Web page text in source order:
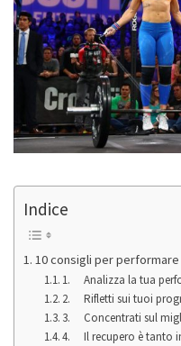
Indice
10 consigli per performare
1. Analizza la tua
2. Rifletti sui tuoi
3. Concentrati sul
4. Il recupero è tanto